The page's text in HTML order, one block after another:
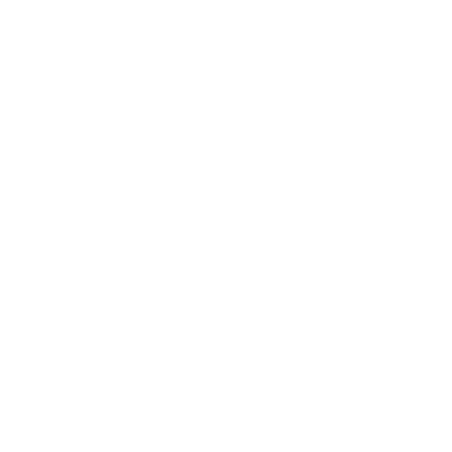
täglichen Tauchausfahrten im Januar 2025!
der kleinen und auch großen Schätze, die unser schönes Rotes Meer zu bieten hat. Außerdem erzählen sie über all das, was sie auf
auf unseren mehrtägigen Minisafaris halten sie euch stets auf dem Laufenden. Egal, ob Early Morning Dive oder
Abu Nuhas oder an der Thistlegorm stehen auf dem Programm. Ob im Norden oder Süden, ihr seid mit an Bord!
erscheinen täglich! 365 Tage im Jahr könnt ihr mit uns zusammen auf die Reise gehen und im
täglichen Tauchausfahrten!